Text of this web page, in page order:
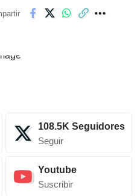
108.5K Seguidores
Seguir
Youtube
Suscribir